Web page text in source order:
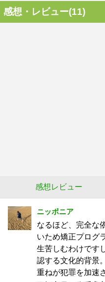
感想・レビュー(11)
感想レビュー
ニッポニア
なるほど、完全な
いため矯正プログ
生苦しむわけです
認する文化的背景
重ねが犯罪を加速